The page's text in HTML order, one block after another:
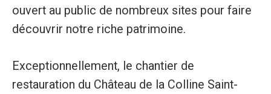
ouvert au public de nombreux sites pour faire
découvrir notre riche patrimoine.
Exceptionnellement, le chantier de
restauration du Château de la Colline Saint-